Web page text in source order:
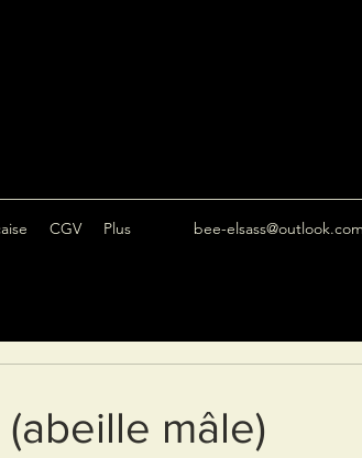
CGV Plus bee-elsass@outlook.com
mâle)